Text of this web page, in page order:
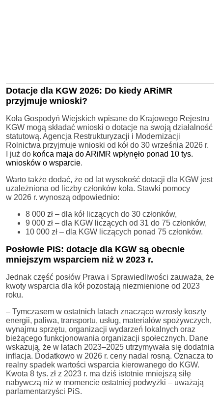
Dotacje dla KGW 2026: Do kiedy ARiMR
przyjmuje wnioski?
Koła Gospodyń Wiejskich wpisane do Krajowego Rejestru
KGW mogą składać wnioski o dotacje na swoją działalność
statutową. Agencja Restrukturyzacji i Modernizacji
Rolnictwa przyjmuje wnioski od kół do 30 września 2026 r.
I już do końca maja do ARiMR wpłynęło ponad 10 tys.
wniosków o wsparcie.
Warto także dodać, że od lat wysokość dotacji dla KGW jest
uzależniona od liczby członków koła. Stawki pomocy
w 2026 r. wynoszą odpowiednio:
8 000 zł – dla kół liczących do 30 członków,
9 000 zł – dla KGW liczących od 31 do 75 członków,
10 000 zł – dla KGW liczących ponad 75 członków.
Posłowie PiS: dotacje dla KGW są obecnie
mniejszym wsparciem niż w 2023 r.
Jednak część posłów Prawa i Sprawiedliwości zauważa, że
kwoty wsparcia dla kół pozostają niezmienione od 2023
roku.
– Tymczasem w ostatnich latach znacząco wzrosły koszty
energii, paliwa, transportu, usług, materiałów spożywczych,
wynajmu sprzętu, organizacji wydarzeń lokalnych oraz
bieżącego funkcjonowania organizacji społecznych. Dane
wskazują, że w latach 2023–2025 utrzymywała się dodatnia
inflacja. Dodatkowo w 2026 r. ceny nadal rosną. Oznacza to
realny spadek wartości wsparcia kierowanego do KGW.
Kwota 8 tys. zł z 2023 r. ma dziś istotnie mniejszą siłę
nabywczą niż w momencie ostatniej podwyżki – uważają
parlamentarzyści PiS.